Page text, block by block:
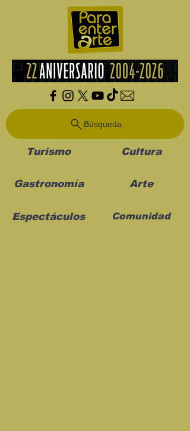
Búsqueda
Turismo Cultura
Gastronomía Arte
Espectáculos Comunidad